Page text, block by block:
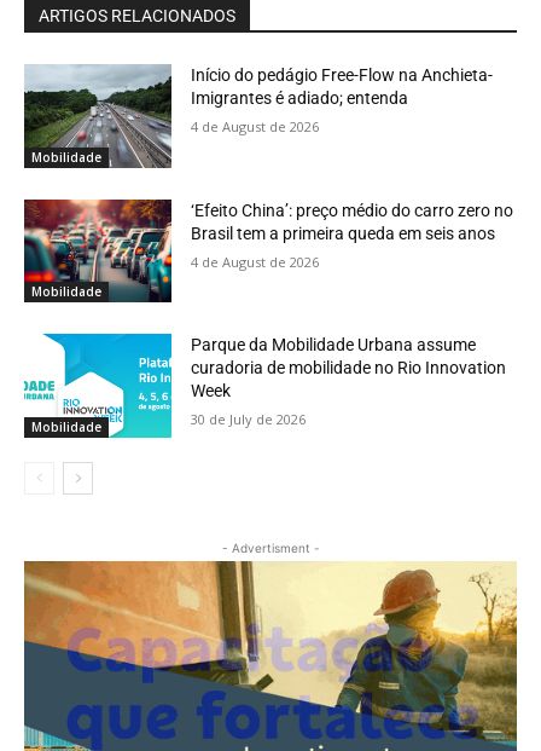
ARTIGOS RELACIONADOS
Mobilidade
Início do pedágio Free-Flow na Anchieta-
Imigrantes é adiado; entenda
4 de August de 2026
Mobilidade
‘Efeito China’: preço médio do carro zero no
Brasil tem a primeira queda em seis anos
4 de August de 2026
Mobilidade
Parque da Mobilidade Urbana assume
curadoria de mobilidade no Rio Innovation
Week
30 de July de 2026
- Advertisment -